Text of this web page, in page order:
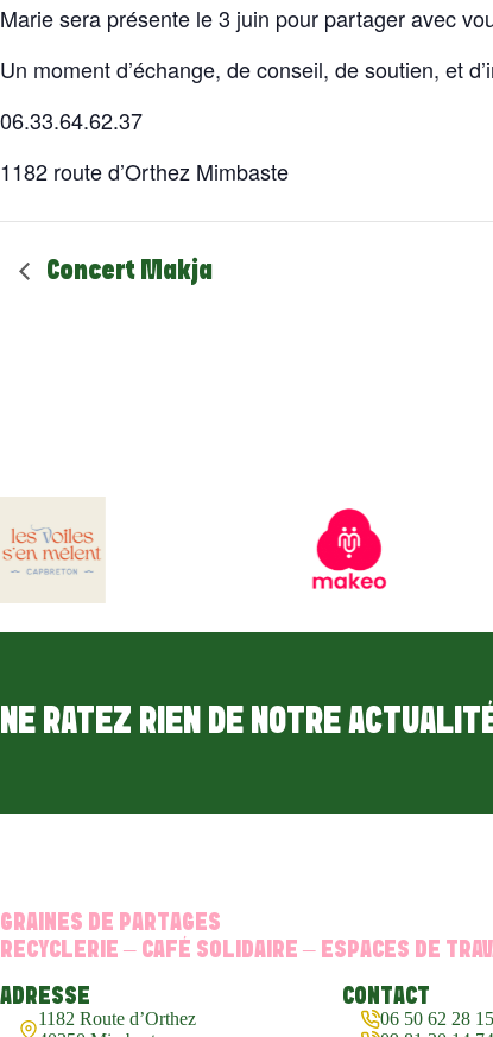
Marie sera présente le 3 juin pour partager avec
Un moment d’échange, de conseil, de soutien, et
06.33.64.62.37
1182 route d’Orthez Mimbaste
Concert Makja
NE RATEZ RIEN DE NOTRE
GRAINES DE PARTAGES
RECYCLERIE – CAFÉ SOLIDAIRE – ESPACES DE
ADRESSE
1182 Route d’Orthez
CONTACT
06 50 62 28 15